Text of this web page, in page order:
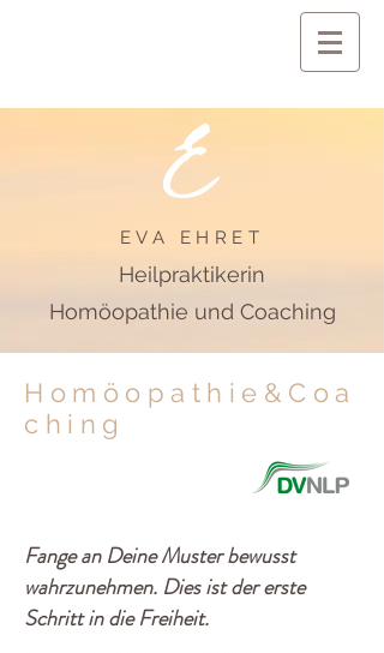
EVA EHRET
Heilpraktikerin
Homöopathie und Coaching
Homöopathie&Coa
ching
Fange an Deine Muster bewusst
wahrzunehmen. Dies ist der erste
Schritt in die Freiheit.